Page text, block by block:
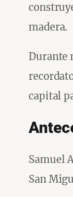
madera.
Durante
capital
Samuel
San